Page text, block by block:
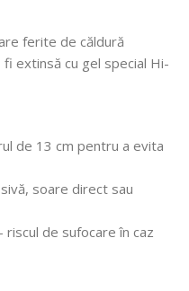
ferite de căldură
extinsă cu gel special Hi-
de 13 cm pentru a evita
soare direct sau
riscul de sufocare în caz